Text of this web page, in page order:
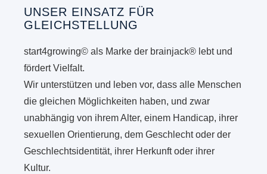
UNSER EINSATZ FÜR
GLEICHSTELLUNG
start4growing© als Marke der brainjack® lebt und
fördert Vielfalt.
Wir unterstützen und leben vor, dass alle Menschen
die gleichen Möglichkeiten haben, und zwar
unabhängig von ihrem Alter, einem Handicap, ihrer
sexuellen Orientierung, dem Geschlecht oder der
Geschlechtsidentität, ihrer Herkunft oder ihrer
Kultur.